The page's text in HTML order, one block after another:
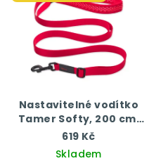
Nastavitelné vodítko
Tamer Softy, 200 cm,
červená
619 Kč
Skladem